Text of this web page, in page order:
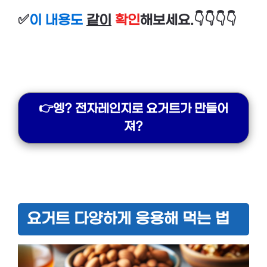
✅이 내용도 같이 확인해보세요.👇👇👇👇
👉엥? 전자레인지로 요거트가 만들어
져?
요거트 다양하게 응용해 먹는 법